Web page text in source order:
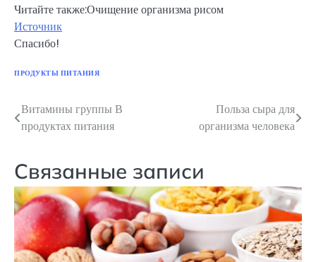
Читайте также:Очищение организма рисом
Источник
Спасибо!
ПРОДУКТЫ ПИТАНИЯ
Навигация
по
записям
Витамины группы В
продуктах питания
Польза сыра для
организма человека
Связанные записи